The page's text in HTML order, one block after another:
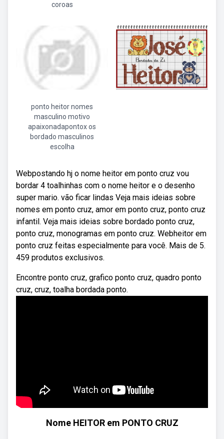
coroas
ponto heitor nomes
masculino motivo
apaixonadapontox os
bordado masculinos
escolha
Webpostando hj o nome heitor em ponto cruz vou
bordar 4 toalhinhas com o nome heitor e o desenho
super mario. vão ficar lindas Veja mais ideias sobre
nomes em ponto cruz, amor em ponto cruz, ponto cruz
infantil. Veja mais ideias sobre bordado ponto cruz,
ponto cruz, monogramas em ponto cruz. Webheitor em
ponto cruz feitas especialmente para você. Mais de 5.
459 produtos exclusivos.
Encontre ponto cruz, grafico ponto cruz, quadro ponto
cruz, cruz, toalha bordada ponto.
Nome HEITOR em PONTO CRUZ